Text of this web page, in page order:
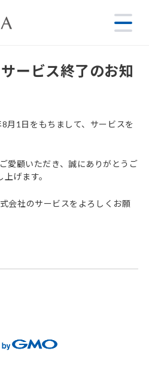
ービス終了のお知
月1日をもちまして、サービスを
愛顧いただき、誠にありがとうご
げます。
会社のサービスをよろしくお願